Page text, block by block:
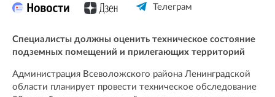
Телеграм
Специалисты должны оценить техническое состояние
подземных помещений и прилегающих территорий
Администрация Всеволожского района Ленинградской
области планирует провести техническое обследование